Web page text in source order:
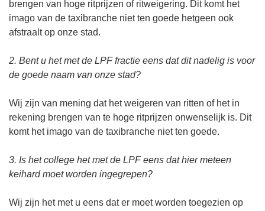
brengen van hoge ritprijzen of ritweigering. Dit komt het
imago van de taxibranche niet ten goede hetgeen ook
afstraalt op onze stad.
2. Bent u het met de LPF fractie eens dat dit nadelig is voor
de goede naam van onze stad?
Wij zijn van mening dat het weigeren van ritten of het in
rekening brengen van te hoge ritprijzen onwenselijk is. Dit
komt het imago van de taxibranche niet ten goede.
3. Is het college het met de LPF eens dat hier meteen
keihard moet worden ingegrepen?
Wij zijn het met u eens dat er moet worden toegezien op